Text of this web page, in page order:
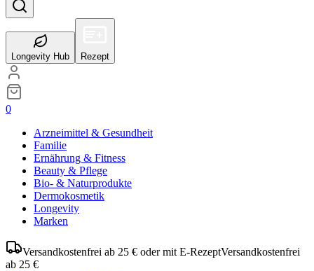
Longevity Hub Rezept
0
Arzneimittel & Gesundheit
Familie
Ernährung & Fitness
Beauty & Pflege
Bio- & Naturprodukte
Dermokosmetik
Longevity
Marken
Versandkostenfrei ab 25 € oder mit E-RezeptVersandkostenfrei
ab 25 €